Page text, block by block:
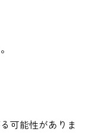
可能性がありま